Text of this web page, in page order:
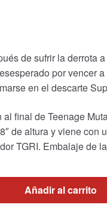
de sufrir la
por vencer
en el descarte
final de Teenage
de altura y viene
TGRI. Embalaje de
Añadir al carrito